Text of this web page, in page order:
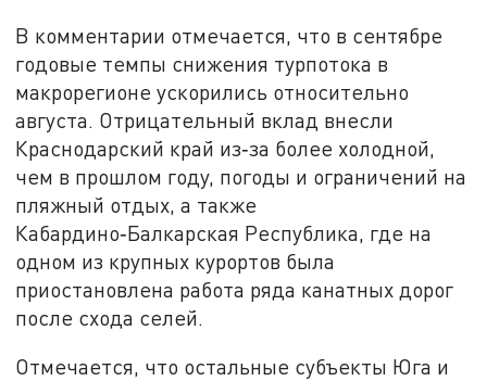
В комментарии отмечается, что в сентябре
годовые темпы снижения турпотока в
макрорегионе ускорились относительно
августа. Отрицательный вклад внесли
Краснодарский край из‑за более холодной,
чем в прошлом году, погоды и ограничений на
пляжный отдых, а также
Кабардино‑Балкарская Республика, где на
одном из крупных курортов была
приостановлена работа ряда канатных дорог
после схода селей.
Отмечается, что остальные субъекты Юга и